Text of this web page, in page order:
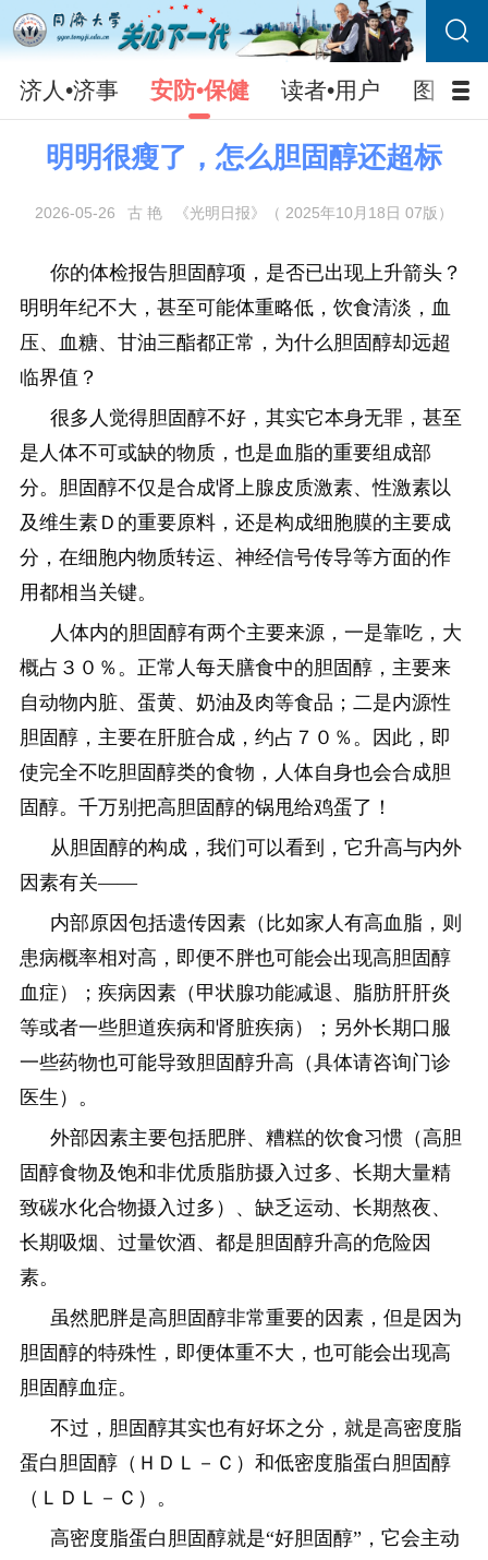
济人•济事 安防•保健 读者•用户 图片•
明明很瘦了，怎么胆固醇还超标
2026-05-26 古 艳 《光明日报》（ 2025年10月18日 07版）
你的体检报告胆固醇项，是否已出现上升箭头？
明明年纪不大，甚至可能体重略低，饮食清淡，血
压、血糖、甘油三酯都正常，为什么胆固醇却远超
临界值？
很多人觉得胆固醇不好，其实它本身无罪，甚至
是人体不可或缺的物质，也是血脂的重要组成部
分。胆固醇不仅是合成肾上腺皮质激素、性激素以
及维生素Ｄ的重要原料，还是构成细胞膜的主要成
分，在细胞内物质转运、神经信号传导等方面的作
用都相当关键。
人体内的胆固醇有两个主要来源，一是靠吃，大
概占３０％。正常人每天膳食中的胆固醇，主要来
自动物内脏、蛋黄、奶油及肉等食品；二是内源性
胆固醇，主要在肝脏合成，约占７０％。因此，即
使完全不吃胆固醇类的食物，人体自身也会合成胆
固醇。千万别把高胆固醇的锅甩给鸡蛋了！
从胆固醇的构成，我们可以看到，它升高与内外
因素有关——
内部原因包括遗传因素（比如家人有高血脂，则
患病概率相对高，即便不胖也可能会出现高胆固醇
血症）；疾病因素（甲状腺功能减退、脂肪肝肝炎
等或者一些胆道疾病和肾脏疾病）；另外长期口服
一些药物也可能导致胆固醇升高（具体请咨询门诊
医生）。
外部因素主要包括肥胖、糟糕的饮食习惯（高胆
固醇食物及饱和非优质脂肪摄入过多、长期大量精
致碳水化合物摄入过多）、缺乏运动、长期熬夜、
长期吸烟、过量饮酒、都是胆固醇升高的危险因
素。
虽然肥胖是高胆固醇非常重要的因素，但是因为
胆固醇的特殊性，即便体重不大，也可能会出现高
胆固醇血症。
不过，胆固醇其实也有好坏之分，就是高密度脂
蛋白胆固醇（ＨＤＬ－Ｃ）和低密度脂蛋白胆固醇
（ＬＤＬ－Ｃ）。
高密度脂蛋白胆固醇就是“好胆固醇”，它会主动